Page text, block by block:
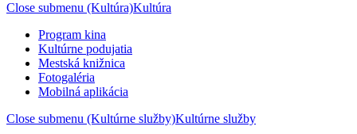
Close submenu (Kultúra)Kultúra
Program kina
Kultúrne podujatia
Mestská knižnica
Fotogaléria
Mobilná aplikácia
Close submenu (Kultúrne služby)Kultúrne služby